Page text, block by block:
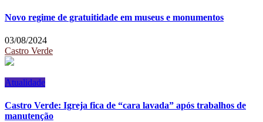
Novo regime de gratuitidade em museus e monumentos
03/08/2024
Castro Verde
Atualidade
Castro Verde: Igreja fica de “cara lavada” após trabalhos de
manutenção